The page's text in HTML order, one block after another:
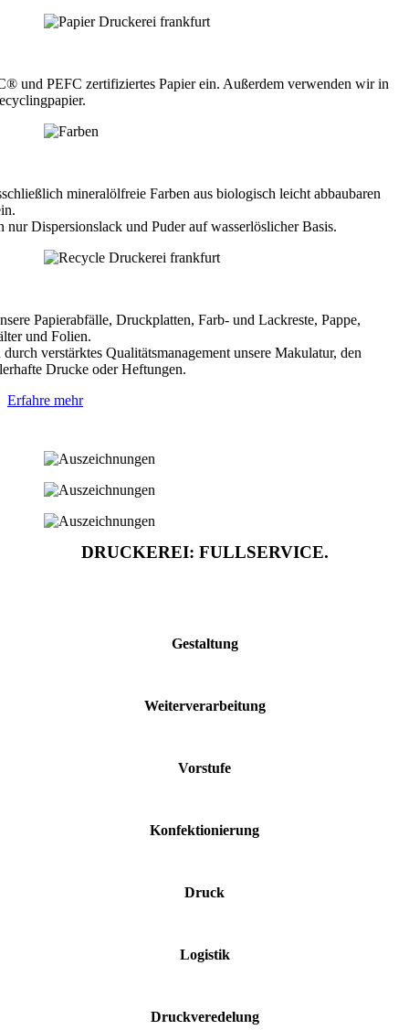
und PEFC zertifiziertes Papier ein. Außerdem verwenden wir in
mineralölfreie Farben aus biologisch leicht abbaubaren
nur Dispersionslack und Puder auf wasserlöslicher Basis.
Papierabfälle, Druckplatten, Farb- und Lackreste, Pappe,
und Folien.
verstärktes Qualitätsmanagement unsere Makulatur, den
Drucke oder Heftungen.
Erfahre mehr
DRUCKEREI: FULLSERVICE.
Gestaltung
Weiterverarbeitung
Vorstufe
Konfektionierung
Druck
Logistik
Druckveredelung